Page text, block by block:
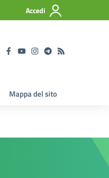
Accedi
Mappa del sito